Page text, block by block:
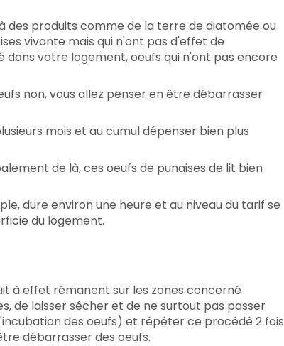
des produits comme de la terre de diatomée ou
vivante mais qui n'ont pas d'effet de
votre logement, oeufs qui n'ont pas encore
non, vous allez penser en être débarrasser
mois et au cumul dépenser bien plus
de là, ces oeufs de punaises de lit bien
dure environ une heure et au niveau du tarif se
du logement.
à effet rémanent sur les zones concerné
de laisser sécher et de ne surtout pas passer
des oeufs) et répéter ce procédé 2 fois
débarrasser des oeufs.